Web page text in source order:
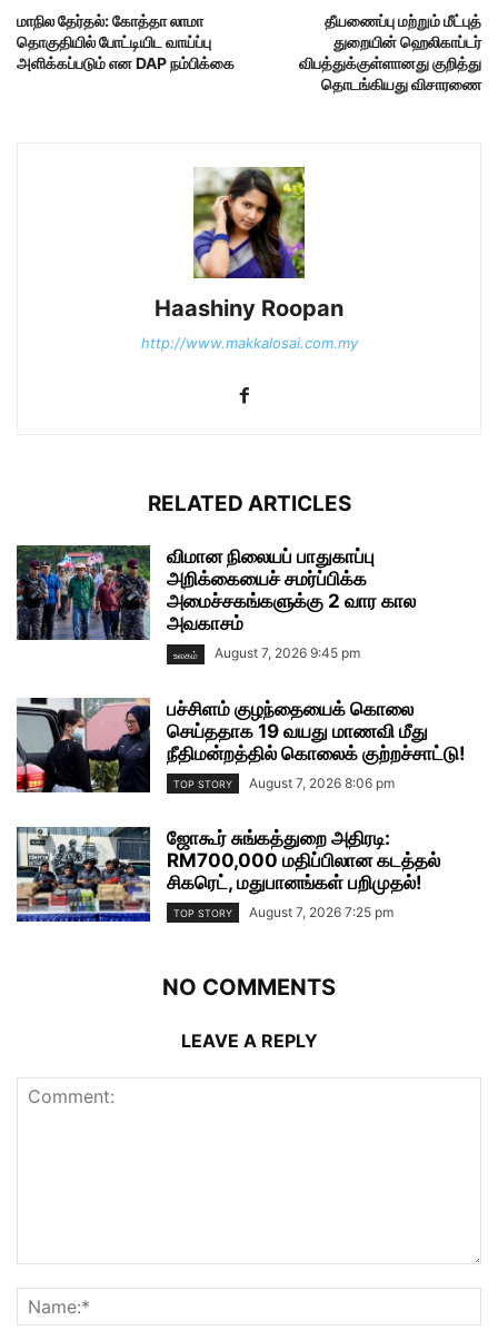
மாநில தேர்தல்: கோத்தா லாமா
தொகுதியில் போட்டியிட வாய்ப்பு
அளிக்கப்படும் என DAP நம்பிக்கை
தீயணைப்பு மற்றும் மீட்புத்
துறையின் ஹெலிகாப்டர்
விபத்துக்குள்ளானது குறித்து
தொடங்கியது விசாரணை
Haashiny Roopan
http://www.makkalosai.com.my
RELATED ARTICLES
விமான நிலையப் பாதுகாப்பு
அறிக்கையைச் சமர்ப்பிக்க
அமைச்சகங்களுக்கு 2 வார கால
அவகாசம்
உலகம் August 7, 2026 9:45 pm
பச்சிளம் குழந்தையைக் கொலை
செய்ததாக 19 வயது மாணவி மீது
நீதிமன்றத்தில் கொலைக் குற்றச்சாட்டு!
TOP STORY August 7, 2026 8:06 pm
ஜோகூர் சுங்கத்துறை அதிரடி:
RM700,000 மதிப்பிலான கடத்தல்
சிகரெட், மதுபானங்கள் பறிமுதல்!
TOP STORY August 7, 2026 7:25 pm
NO COMMENTS
LEAVE A REPLY